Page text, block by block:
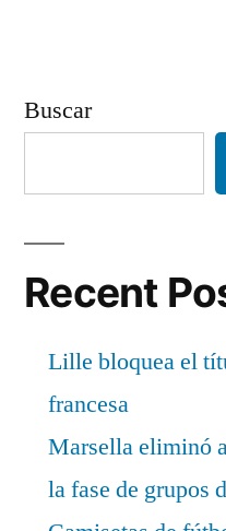
Buscar
Recent
Lille bloquea el
francesa
Marsella eliminó
la fase de grupos